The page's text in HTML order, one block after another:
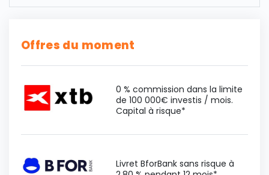
Offres du moment
0 % commission dans la limite
de 100 000€ investis / mois.
Capital à risque*
Livret BforBank sans risque à